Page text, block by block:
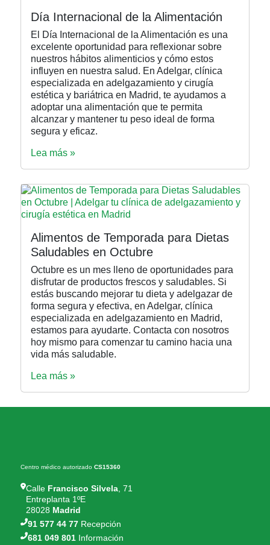
Día Internacional de la Alimentación
El Día Internacional de la Alimentación es una
excelente oportunidad para reflexionar sobre
nuestros hábitos alimenticios y cómo estos
influyen en nuestra salud. En Adelgar, clínica
especializada en adelgazamiento y cirugía
estética y bariátrica en Madrid, te ayudamos a
adoptar una alimentación que te permita
alcanzar y mantener tu peso ideal de forma
segura y eficaz.
Lea más »
Alimentos de Temporada para Dietas
Saludables en Octubre
Octubre es un mes lleno de oportunidades para
disfrutar de productos frescos y saludables. Si
estás buscando mejorar tu dieta y adelgazar de
forma segura y efectiva, en Adelgar, clínica
especializada en adelgazamiento en Madrid,
estamos para ayudarte. Contacta con nosotros
hoy mismo para comenzar tu camino hacia una
vida más saludable.
Lea más »
Centro médico autorizadoCS15360
Calle Francisco Silvela, 71
Entreplanta 1ºE
28028 Madrid
91 577 44 77 Recepción
681 049 801 Información